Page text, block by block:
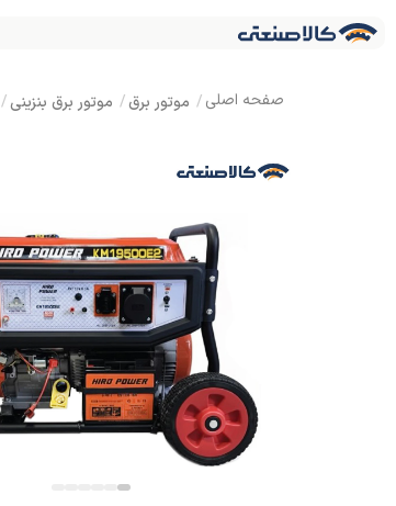
موتور برق موتور برق بنزینی